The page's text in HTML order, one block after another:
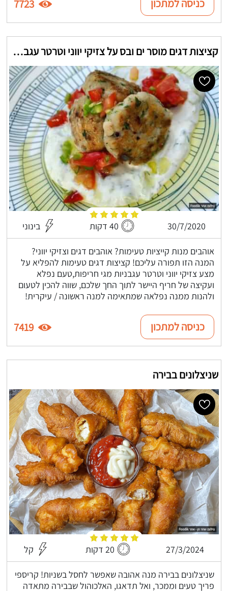
כניסה למתכון 7723
קציצות דגים מוסר ים ובס על צזיקי יווני וטרטר עגבניות חריפות
30/7/2020 40 דקות בינוני
אוהבים מנות קייציות טעימות? אוהבים דגים וצזיקי יווני?
המנה הזו תפורה עליכם! קציצות דגים טעימות להפליא על
מצע צזיקי יווני וטרטר עגבניות מגי חריפות,טעם נפלא
ועקיצה של חריף היישר לתוך החך שלכם, שווה להכין לטעום
ולהנות ממנה נפלאה שמתאימה למנה ראשונה / עיקרית!
כניסה למתכון 7419
שניצלונים בבירה
27/3/2024 20 דקות קל
שניצלונים בבירה מנה אהובה שאפשר לחסל בשניות! קריספי
פריך טעים וממכר, ואל תדאגו, האלכוהול שבבירה מתאדה